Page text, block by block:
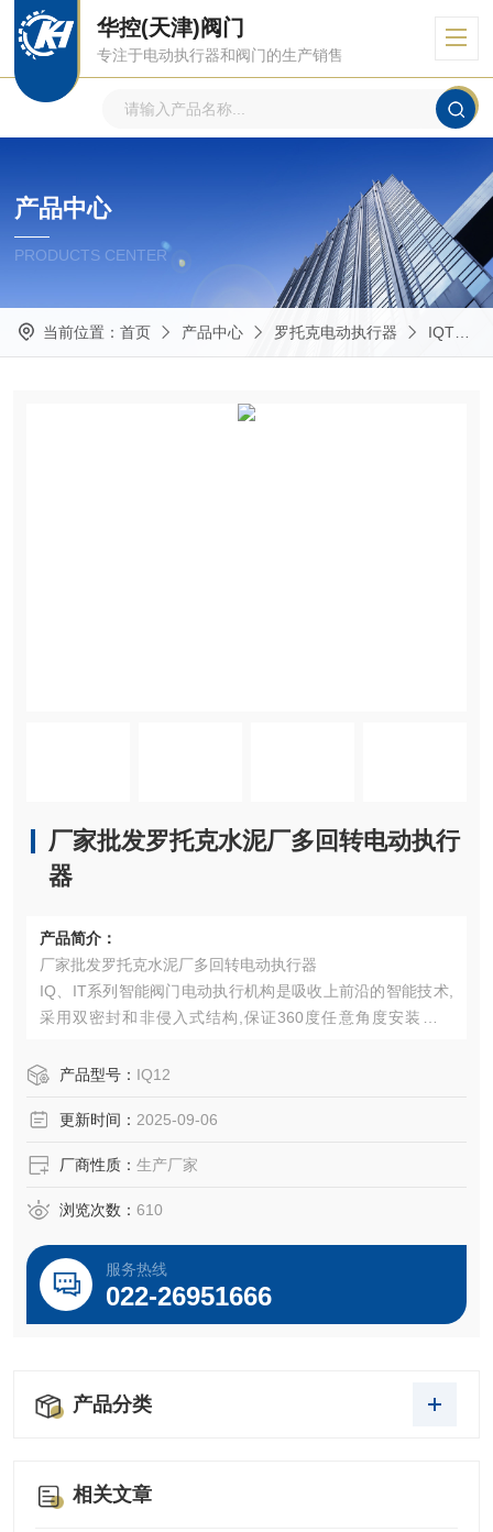
华控(天津)阀门
专注于电动执行器和阀门的生产销售
产品中心
PRODUCTS CENTER
当前位置： 首页 产品中心 罗托克电动执行器 IQT角行程、多回转式电动执行器
厂家批发罗托克水泥厂多回转电动执行
器
产品简介：
厂家批发罗托克水泥厂多回转电动执行器
IQ、IT系列智能阀门电动执行机构是吸收上前沿的智能技术,
采用双密封和非侵入式结构,保证360度任意角度安装不漏
电一体化产品。
产品型号： IQ12
更新时间： 2025-09-06
厂商性质： 生产厂家
浏览次数： 610
服务热线
022-26951666
产品分类
相关文章